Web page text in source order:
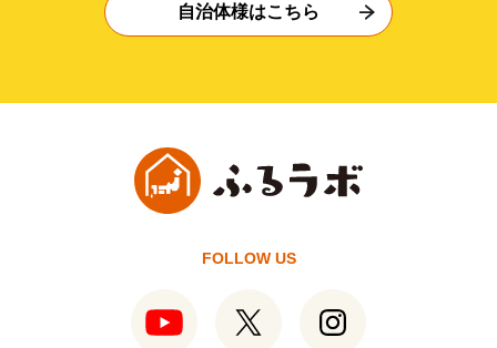
自治体様はこちら
FOLLOW US